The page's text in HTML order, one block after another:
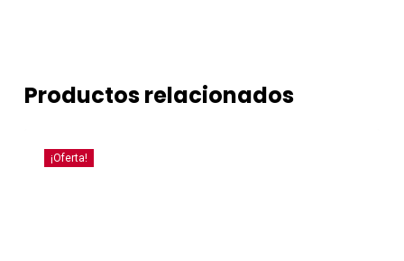
Productos relacionados
¡Oferta!